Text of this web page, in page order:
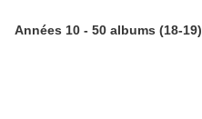
Années 10 - 50 albums (18-19)